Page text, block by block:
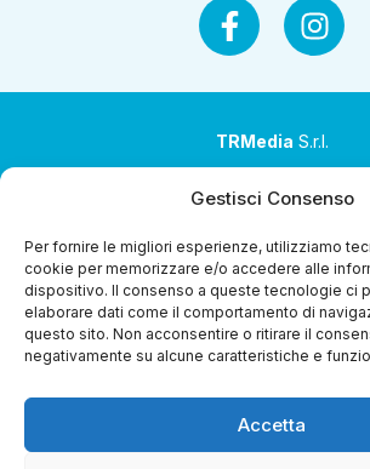
Gestisci Consenso
Per fornire le migliori esperienze, utilizziamo
cookie per memorizzare e/o accedere alle
dispositivo. Il consenso a queste tecnologie ci
elaborare dati come il comportamento di
questo sito. Non acconsentire o ritirare il
negativamente su alcune caratteristiche e
Accetta
TRMedia S.r.l.
coordinamento da parte di Coop
Sede legale: via Ragazzi del ’99 nr. 51
(RE)
P.Iva 00651840365
Home i Programmi Diretta Streaming